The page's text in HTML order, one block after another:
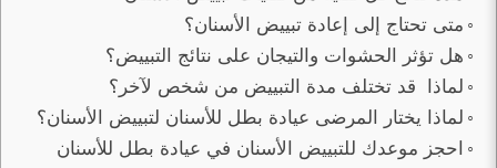
متى تحتاج إلى إعادة تبييض الأسنان؟
هل تؤثر الحشوات والتيجان على نتائج التبييض؟
لماذا قد تختلف مدة التبييض من شخص لآخر؟
لماذا يختار المرضى عيادة بطل للأسنان لتبييض الأسنان؟
احجز موعدك للتبييض الأسنان في عيادة بطل للأسنان